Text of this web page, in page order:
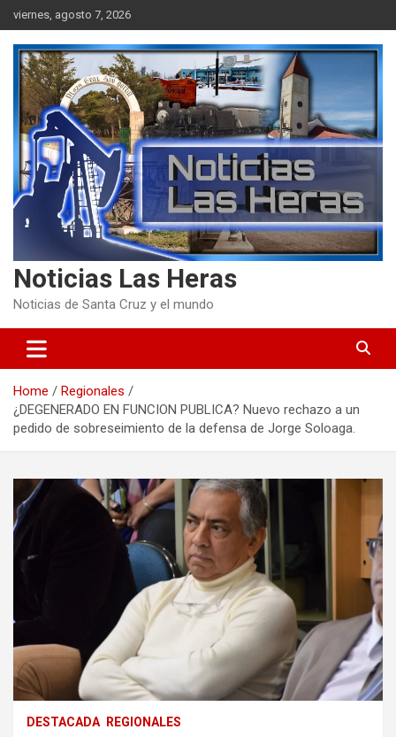
Skip
to
content
viernes, agosto 7, 2026
Noticias Las Heras
Noticias de Santa Cruz y el mundo
Home
Regionales
¿DEGENERADO EN FUNCION PUBLICA? Nuevo rechazo a un
pedido de sobreseimiento de la defensa de Jorge Soloaga.
DESTACADA REGIONALES